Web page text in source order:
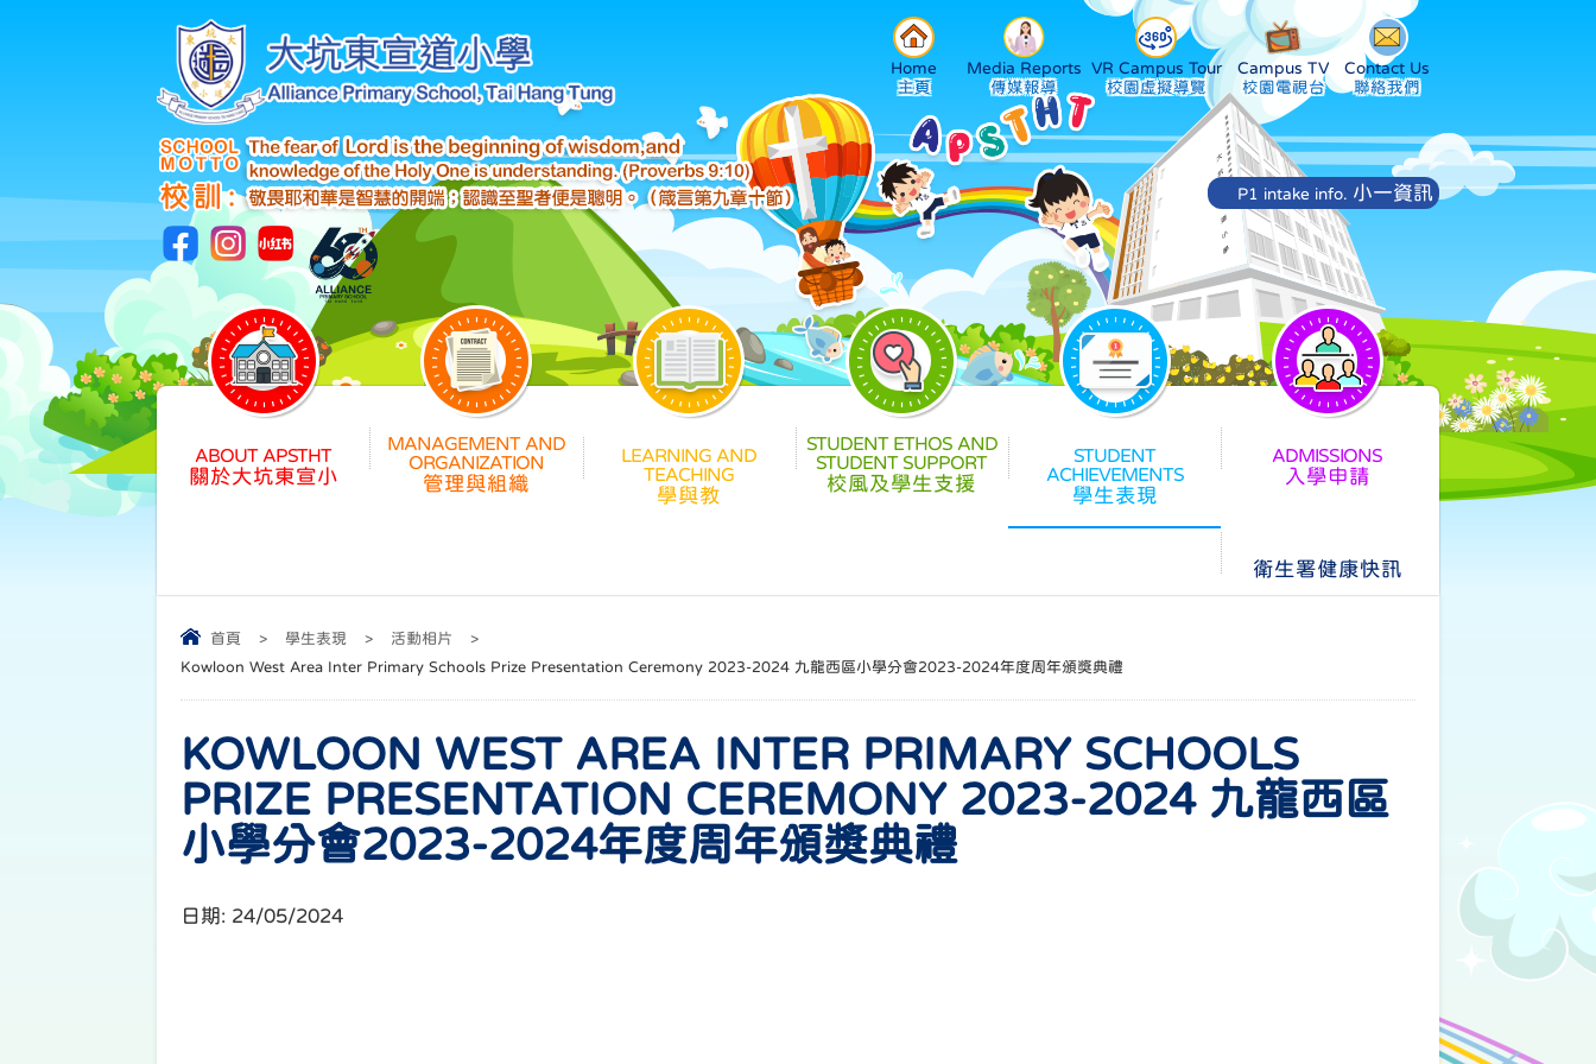
Home Media Reports VR Campus Tour Campus TV Contact Us
P1 intake info. 小一資訊
關於大坑東宣小 管理與組織
學與教
校風及學生支援
學生表現
入學申請
衛生署健康快訊
首頁 > 學生表現 > 活動相片
>
Kowloon West Area Inter Primary Schools Prize Presentation Ceremony 2023-2024 九龍西區小學分會2023-2024年度周年頒獎典禮
KOWLOON WEST AREA INTER PRIMARY SCHOOLS
PRIZE PRESENTATION CEREMONY 2023-2024 九龍西區
小學分會2023-2024年度周年頒獎典禮
日期: 24/05/2024